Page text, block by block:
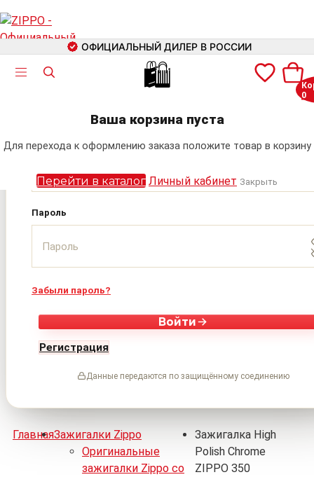
0
ОФИЦИАЛЬНЫЙ ДИЛЕР В РОССИИ
🛍
Ваша корзина пуста
Для перехода к оформлению заказа положите товар в корзину
Перейти в каталог Личный кабинет Закрыть
Пароль
Забыли пароль?
Войти
Регистрация
Данные передаются по защищённому соединению
ГлавнаяЗажигалки Zippo
Оригинальные
зажигалки Zippo со
Зажигалка High
Polish Chrome
ZIPPO 350